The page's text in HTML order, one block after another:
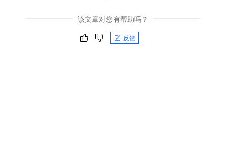
该文章对您有帮助吗？
反馈